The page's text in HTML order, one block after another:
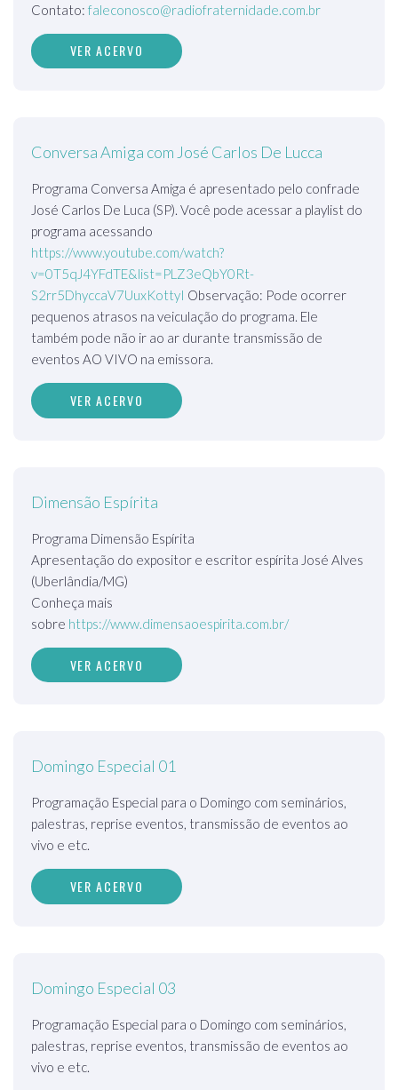
Contato: faleconosco@radiofraternidade.com.br
VER ACERVO
Conversa Amiga com José Carlos De Lucca
Programa Conversa Amiga é apresentado pelo confrade
José Carlos De Luca (SP). Você pode acessar a playlist do
programa acessando
https://www.youtube.com/watch?
v=0T5qJ4YFdTE&list=PLZ3eQbY0Rt-
S2rr5DhyccaV7UuxKottyI Observação: Pode ocorrer
pequenos atrasos na veiculação do programa. Ele
também pode não ir ao ar durante transmissão de
eventos AO VIVO na emissora.
VER ACERVO
Dimensão Espírita
Programa Dimensão Espírita
Apresentação do expositor e escritor espírita José Alves
(Uberlândia/MG)
Conheça mais
sobre https://www.dimensaoespirita.com.br/
VER ACERVO
Domingo Especial 01
Programação Especial para o Domingo com seminários,
palestras, reprise eventos, transmissão de eventos ao
vivo e etc.
VER ACERVO
Domingo Especial 03
Programação Especial para o Domingo com seminários,
palestras, reprise eventos, transmissão de eventos ao
vivo e etc.